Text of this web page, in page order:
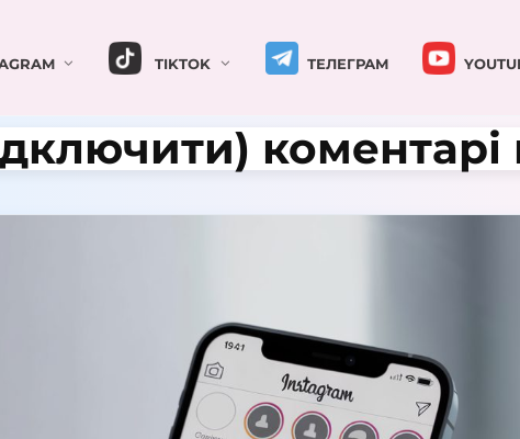
TIKTOK ТЕЛЕГРАМ
коментарі